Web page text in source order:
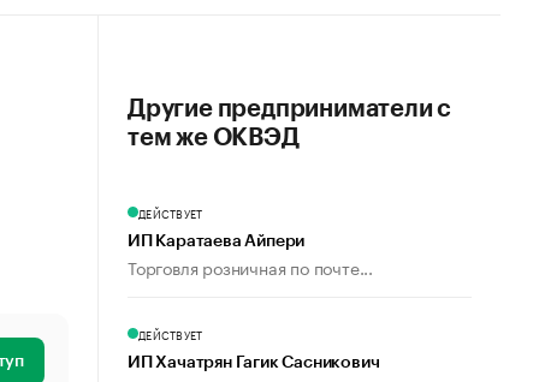
Другие предприниматели с
тем же ОКВЭД
ДЕЙСТВУЕТ
ИП Каратаева Айпери
Торговля розничная по почте...
ДЕЙСТВУЕТ
ИП Хачатрян Гагик Сасникович